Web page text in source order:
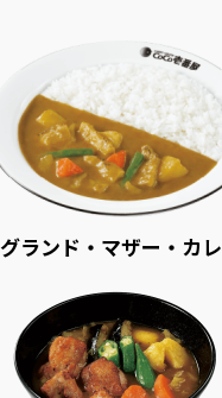
グランド・マザー・カ